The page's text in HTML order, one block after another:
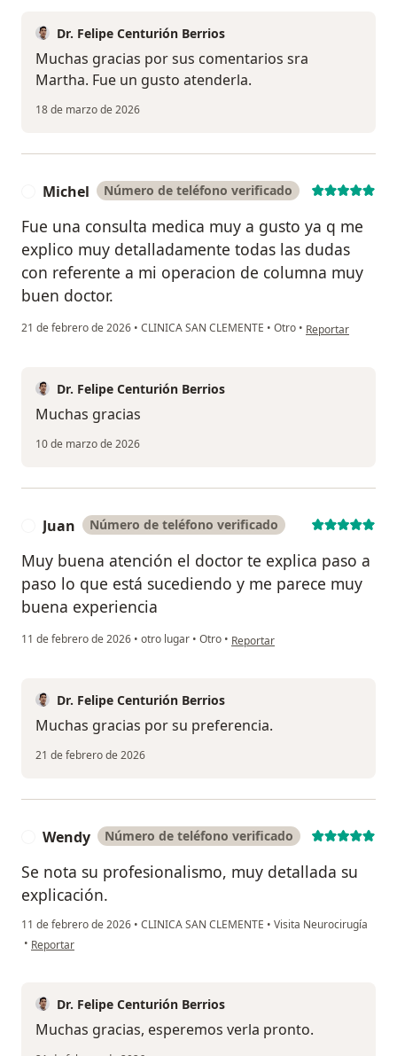
Dr. Felipe Centurión Berrios
Muchas gracias por sus comentarios sra
Martha. Fue un gusto atenderla.
18 de marzo de 2026
Michel Número de teléfono verificado
Fue una consulta medica muy a gusto ya q me
explico muy detalladamente todas las dudas
con referente a mi operacion de columna muy
buen doctor.
21 de febrero de 2026 • CLINICA SAN CLEMENTE • Otro • en opinión del
Reportar
Dr. Felipe Centurión Berrios
Muchas gracias
10 de marzo de 2026
Juan Número de teléfono verificado
Muy buena atención el doctor te explica paso a
paso lo que está sucediendo y me parece muy
buena experiencia
11 de febrero de 2026 • otro lugar • Otro • en opinión del usuario Juan
Reportar
Dr. Felipe Centurión Berrios
Muchas gracias por su preferencia.
21 de febrero de 2026
Wendy Número de teléfono verificado
Se nota su profesionalismo, muy detallada su
explicación.
11 de febrero de 2026 • CLINICA SAN CLEMENTE • Visita Neurocirugía
• en opinión del usuario Wendy
Reportar
Dr. Felipe Centurión Berrios
Muchas gracias, esperemos verla pronto.